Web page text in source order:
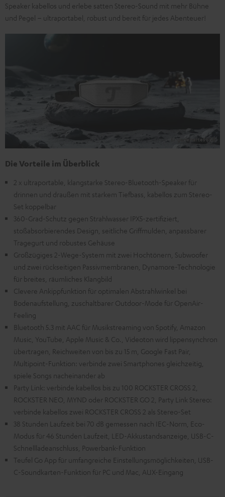
Speaker kabellos und erlebe satten Stereo-Sound mit mehr Bühne
und Pegel – ultraportabel, robust und bereit für jedes Abenteuer!
Die Vorteile im Überblick
2 x ultraportable, klangstarke Stereo-Bluetooth-Speaker für
drinnen und draußen mit starkem Tiefbass, kabellos zum Stereo-
Set koppelbar
360-Grad-Schutz gegen Strahlwasser IPX5-zertifiziert,
stoßabsorbierendes Design, seitliche Griffmulden, anpassbarer
Tragegurt und robustes Gehäuse
Großzügiges 2-Wege-System mit zwei Hochtönern, Subwoofer
und zwei rückseitigen Passivmembranen, Dynamore-Technologie
für breites, räumliches Klangbild
Clevere Ankippfunktion für optimalen Abstrahlwinkel bei
Bodenaufstellung, zuschaltbarer Outdoor-Mode für OpenAir-
Feeling
Bluetooth 5.3 mit AAC für Musikstreaming von Spotify, Amazon
Music, YouTube, Apple Music & Co., Videoton wird lippensynchron
übertragen, Reichweiten von bis zu 15 m, Google Fast Pair,
Multipoint-Funktion: verbinde zwei Smartphones gleichzeitig,
spiele Songs nacheinander ab
Party Link: verbinde kabellos bis zu 100 ROCKSTER CROSS 2,
ROCKSTER NEO, MYND oder ROCKSTER GO 2, Party Link Stereo:
verbinde kabellos zwei ROCKSTER CROSS 2 als Stereo-Set
38 Stunden Laufzeit bei 70 dB gemessen nach IEC-Norm, Eco-
Modus für 46 Stunden Laufzeit, LED-Akkustandsanzeige, USB-C-
Schnellladeanschluss, Powerbank-Funktion
Teufel Go App für umfangreiche Einstellungsmöglichkeiten, USB-
C-Soundkarten-Funktion für PC und Mac, AUX-Eingang